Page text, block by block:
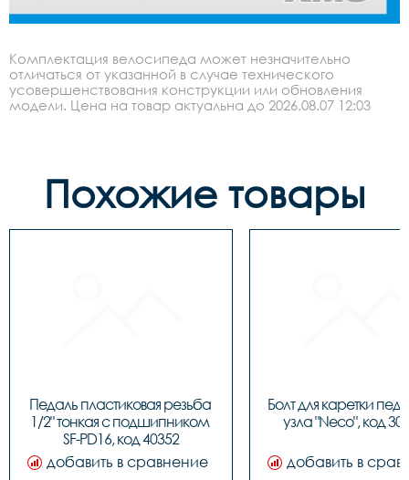
Комплектация велосипеда может незначительно
отличаться от указанной в случае технического
усовершенствования конструкции или обновления
модели. Цена на товар актуальна до 2026.08.07 12:03
Похожие товары
Педаль пластиковая резьба
1/2" тонкая c подшипником
SF-PD16, код 40352
добавить в сравнение
Болт для каретки
узла "Neco", код
добавить в